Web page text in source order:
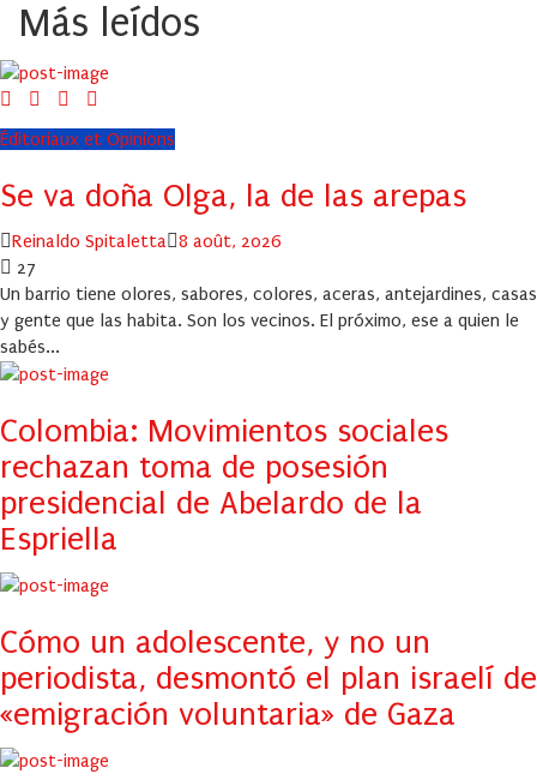
Más leídos
Éditoriaux et Opinions
Se va doña Olga, la de las arepas
Author
Reinaldo Spitaletta Posted
8 août, 2026
27
Un barrio tiene olores, sabores, colores, aceras, antejardines, casas
y gente que las habita. Son los vecinos. El próximo, ese a quien le
sabés...
Colombia: Movimientos sociales
rechazan toma de posesión
presidencial de Abelardo de la
Espriella
Cómo un adolescente, y no un
periodista, desmontó el plan israelí de
«emigración voluntaria» de Gaza